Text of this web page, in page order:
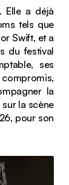
Elle a déjà
tels que
Swift, et a
du festival
ses
la
la scène
pour son